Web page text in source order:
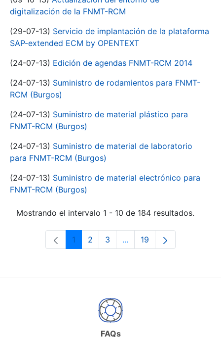
digitalización de la FNMT-RCM
(29-07-13) Servicio de implantación de la plataforma
SAP-extended ECM by OPENTEXT
(24-07-13) Edición de agendas FNMT-RCM 2014
(24-07-13) Suministro de rodamientos para FNMT-
RCM (Burgos)
(24-07-13) Suministro de material plástico para
FNMT-RCM (Burgos)
(24-07-13) Suministro de material de laboratorio
para FNMT-RCM (Burgos)
(24-07-13) Suministro de material electrónico para
FNMT-RCM (Burgos)
Mostrando el intervalo 1 - 10 de 184 resultados.
Página
1 Página
2 Página
3 ...Páginas intermedias Use
Página
19
FAQs